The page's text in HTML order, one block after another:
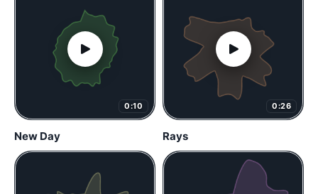
0:10
New Day
0:26
Rays